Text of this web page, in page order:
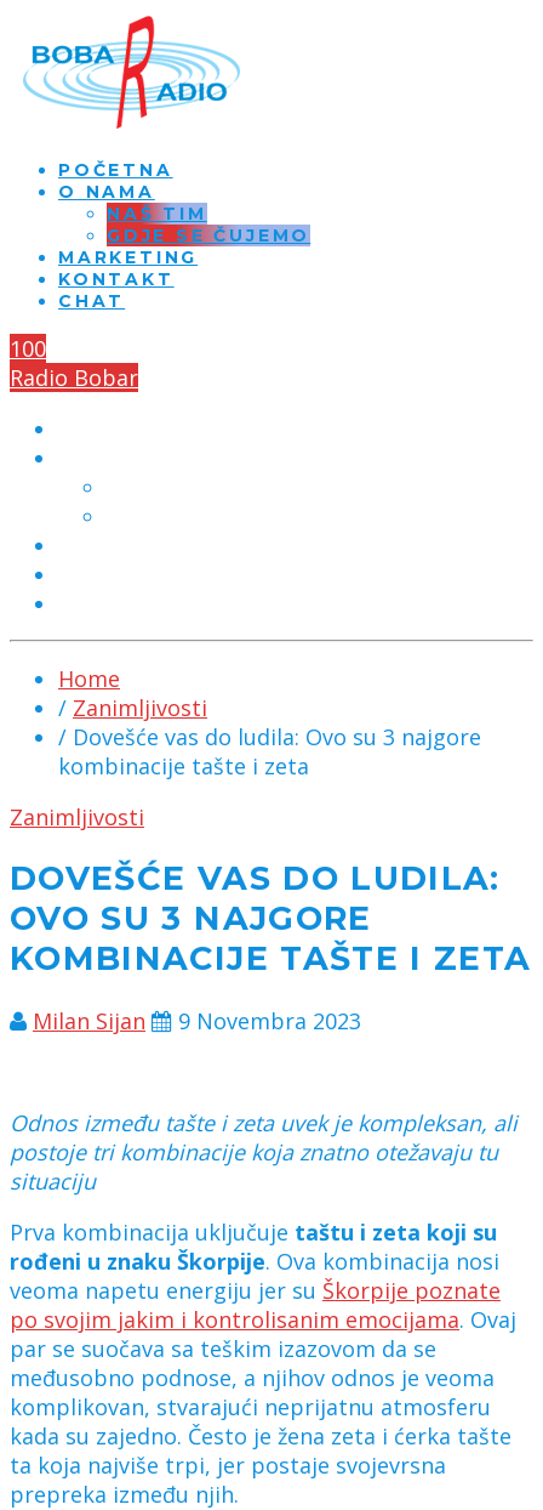
POČETNA
O NAMA
NAŠ TIM
GDJE SE ČUJEMO
MARKETING
KONTAKT
CHAT
100
Radio Bobar
Home
/ Zanimljivosti
/ Dovešće vas do ludila: Ovo su 3 najgore
kombinacije tašte i zeta
Zanimljivosti
DOVEŠĆE VAS DO LUDILA:
OVO SU 3 NAJGORE
KOMBINACIJE TAŠTE I ZETA
Milan Sijan 9 Novembra 2023
Odnos između tašte i zeta uvek je kompleksan, ali
postoje tri kombinacije koja znatno otežavaju tu
situaciju
Prva kombinacija uključuje taštu i zeta koji su
rođeni u znaku Škorpije. Ova kombinacija nosi
veoma napetu energiju jer su Škorpije poznate
po svojim jakim i kontrolisanim emocijama. Ovaj
par se suočava sa teškim izazovom da se
međusobno podnose, a njihov odnos je veoma
komplikovan, stvarajući neprijatnu atmosferu
kada su zajedno. Često je žena zeta i ćerka tašte
ta koja najviše trpi, jer postaje svojevrsna
prepreka između njih.